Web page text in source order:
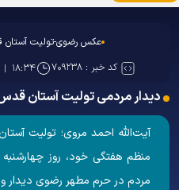
عکس رضوی-تولیت
کد خبر :۷۰۹۲۳۸ ۱۸:۳۴
دیدار مردمی تولیت آستان
آیت‌الله احمد مروی؛ تولیت
مردم در حرم مطهر رضوی دیدار